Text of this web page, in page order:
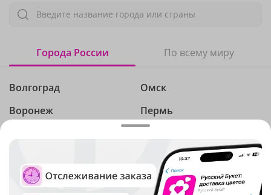
Введите название города или страны
Города России По всему миру
Волгоград
Воронеж
Краснодар
Омск
Пермь
Самара
Санкт-Петербург